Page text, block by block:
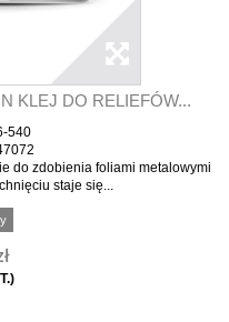
KLEJ DO RELIEFÓW...
540
do zdobienia foliami metalowymi
staje się...